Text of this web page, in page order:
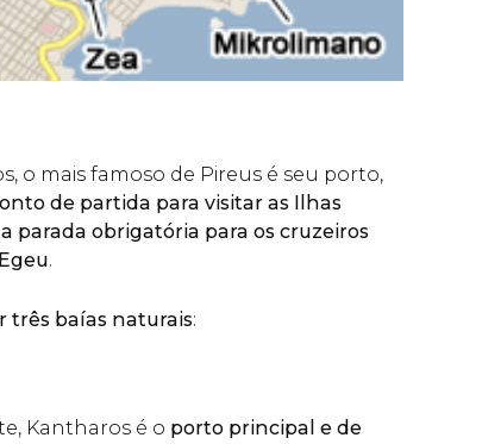
o mais famoso de Pireus é seu porto,
de partida para visitar as Ilhas
parada obrigatória para os cruzeiros
.
três baías naturais:
Kantharos é o porto principal e de